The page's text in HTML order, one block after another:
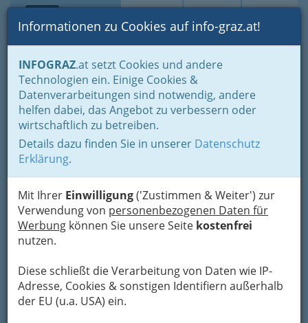
Suche Login Toggle
Informationen zu Cookies auf info-graz.at!
INFOGRAZ.at setzt Cookies und andere
Technologien ein. Einige Cookies &
Datenverarbeitungen sind notwendig, andere
helfen dabei, das Angebot zu verbessern oder
wirtschaftlich zu betreiben.
Details dazu finden Sie in unserer Datenschutz
Erklärung.
Mit Ihrer Einwilligung('Zustimmen & Weiter') zur
Verwendung von personenbezogenen Daten für
Werbung können Sie unsere Seite kostenfrei
nutzen.
Diese schließt die Verarbeitung von Daten wie IP-
Adresse, Cookies & sonstigen Identifiern außerhalb
der EU (u.a. USA) ein.
Home Branchen
Einkaufen & Schenken - der Handel
Handel in Graz
Dinge des täglichen Lebens
Lebensmittelgroßhandel
Dipl.-Ing. Anastassios
Wassilikos
Messeplatz , an der ostseitigen Außenseite der,
+43 316 817 305
+43 316 717 663
Karte
Adresse mit Google Maps anschauen